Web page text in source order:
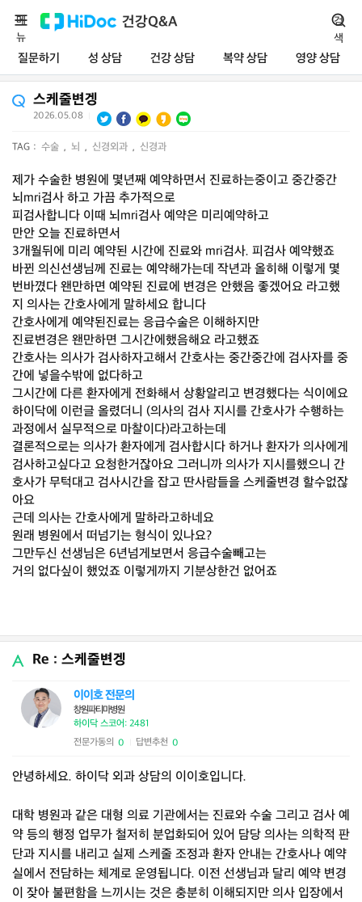
건강Q&A
질문하기 성 상담 건강 상담 복약 상담 영양 상담
메
뉴
검
색
스케줄변겡
2026.05.08
TAG : 수술 , 뇌 , 신경외과 , 신경과
제가 수술한 병원에 몇년째 예약하면서 진료하는중이고 중간중간
뇌mri검사 하고 가끔 추가적으로
피검사합니다 이때 뇌mri검사 예약은 미리예약하고
만안 오늘 진료하면서
3개월뒤에 미리 예약된 시간에 진료와 mri검사. 피검사 예약했죠
바뀐 의신선생님께 진료는 예약해가는데 작년과 올히해 이렇게 몇
번바꼈다 왠만하면 예약된 진료에 변경은 안했음 좋겠어요 라고했
지 의사는 간호사에게 말하세요 합니다
간호사에게 예약된진료는 응급수술은 이해하지만
진료변경은 왠만하면 그시간에했음해요 라고했죠
간호사는 의사가 검사하자고해서 간호사는 중간중간에 검사자를 중
간에 넣을수밖에 없다하고
그시간에 다른 환자에게 전화해서 상황알리고 변경했다는 식이에요
하이닥에 이런글 올렸더니 (의사의 검사 지시를 간호사가 수행하는
과정에서 실무적으로 마찰이다)라고하는데
결론적으로는 의사가 환자에게 검사합시다 하거나 환자가 의사에게
검사하고싶다고 요청한거잖아요 그러니까 의사가 지시를했으니 간
호사가 무턱대고 검사시간을 잡고 딴사람들을 스케줄변경 할수없잖
아요
근데 의사는 간호사에게 말하라고하네요
원래 병원에서 떠넘기는 형식이 있나요?
그만두신 선생님은 6년넘게보면서 응급수술빼고는
거의 없다싶이 했었죠 이렇게까지 기분상한건 없어죠
Re : 스케줄변겡
이이호 전문의
창원파티마병원
하이닥 스코어: 2481
전문가동의 0 답변추천 0
안녕하세요. 하이닥 외과 상담의 이이호입니다.
대학 병원과 같은 대형 의료 기관에서는 진료와 수술 그리고 검사 예
약 등의 행정 업무가 철저히 분업화되어 있어 담당 의사는 의학적 판
단과 지시를 내리고 실제 스케줄 조정과 환자 안내는 간호사나 예약
실에서 전담하는 체계로 운영됩니다. 이전 선생님과 달리 예약 변경
이 잦아 불편함을 느끼시는 것은 충분히 이해되지만 의사 입장에서